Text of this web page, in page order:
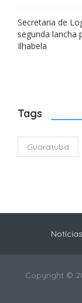
Secretaria de
segunda lancha
Ilhabela
Tags
Guaratuba
Notícias
Copyright ©